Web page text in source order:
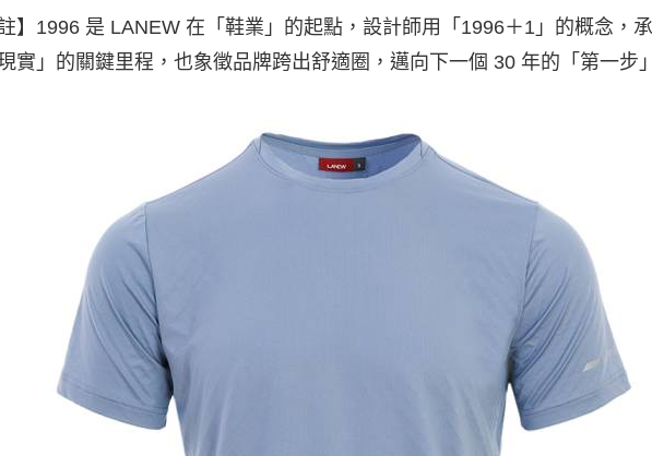
】1996 是 LANEW 在「鞋業」的起點，設計師用「1996＋1」的概念，
實」的關鍵里程，也象徵品牌跨出舒適圈，邁向下一個 30 年的「第一步